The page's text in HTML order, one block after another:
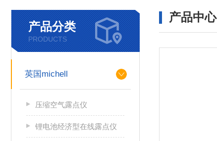
产品分类
PRODUCTS
英国michell
压缩空气露点仪
锂电池经济型在线露点仪
产品中心